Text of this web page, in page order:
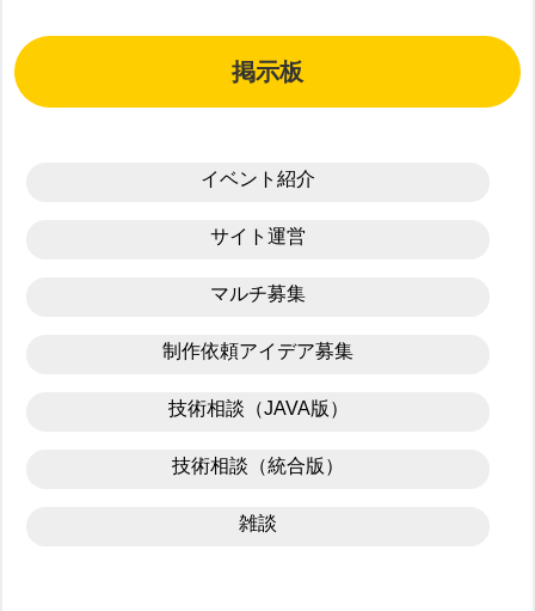
掲示板
イベント紹介
サイト運営
マルチ募集
制作依頼アイデア募集
技術相談（JAVA版）
技術相談（統合版）
雑談